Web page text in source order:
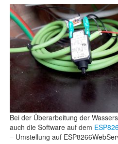
Bei der Überarbeitung der
auch die Software auf dem
– Umstellung auf